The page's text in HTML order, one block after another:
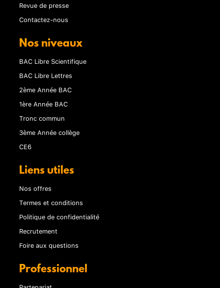
Revue de presse
Contactez-nous
Nos niveaux
BAC Libre Scientifique
BAC Libre Lettres
2ème Année BAC
1ère Année BAC
Tronc commun
3ème Année collège
CE6
Liens utiles
Nos offres
Termes et conditions
Politique de confidentialité
Recrutement
Foire aux questions
Professionnel